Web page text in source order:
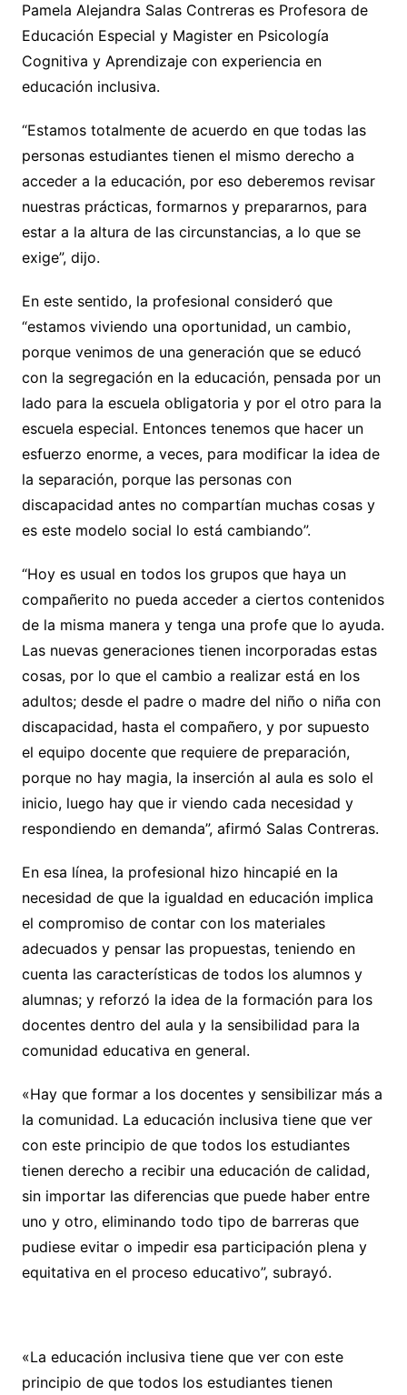
Pamela Alejandra Salas Contreras es Profesora de
Educación Especial y Magister en Psicología
Cognitiva y Aprendizaje con experiencia en
educación inclusiva.
“Estamos totalmente de acuerdo en que todas las
personas estudiantes tienen el mismo derecho a
acceder a la educación, por eso deberemos revisar
nuestras prácticas, formarnos y prepararnos, para
estar a la altura de las circunstancias, a lo que se
exige”, dijo.
En este sentido, la profesional consideró que
“estamos viviendo una oportunidad, un cambio,
porque venimos de una generación que se educó
con la segregación en la educación, pensada por un
lado para la escuela obligatoria y por el otro para la
escuela especial. Entonces tenemos que hacer un
esfuerzo enorme, a veces, para modificar la idea de
la separación, porque las personas con
discapacidad antes no compartían muchas cosas y
es este modelo social lo está cambiando”.
“Hoy es usual en todos los grupos que haya un
compañerito no pueda acceder a ciertos contenidos
de la misma manera y tenga una profe que lo ayuda.
Las nuevas generaciones tienen incorporadas estas
cosas, por lo que el cambio a realizar está en los
adultos; desde el padre o madre del niño o niña con
discapacidad, hasta el compañero, y por supuesto
el equipo docente que requiere de preparación,
porque no hay magia, la inserción al aula es solo el
inicio, luego hay que ir viendo cada necesidad y
respondiendo en demanda”, afirmó Salas Contreras.
En esa línea, la profesional hizo hincapié en la
necesidad de que la igualdad en educación implica
el compromiso de contar con los materiales
adecuados y pensar las propuestas, teniendo en
cuenta las características de todos los alumnos y
alumnas; y reforzó la idea de la formación para los
docentes dentro del aula y la sensibilidad para la
comunidad educativa en general.
«Hay que formar a los docentes y sensibilizar más a
la comunidad. La educación inclusiva tiene que ver
con este principio de que todos los estudiantes
tienen derecho a recibir una educación de calidad,
sin importar las diferencias que puede haber entre
uno y otro, eliminando todo tipo de barreras que
pudiese evitar o impedir esa participación plena y
equitativa en el proceso educativo”, subrayó.
«La educación inclusiva tiene que ver con este
principio de que todos los estudiantes tienen